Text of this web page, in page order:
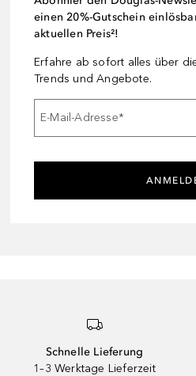
einen 20%-Gutschein
aktuellen Preis²!
Erfahre ab sofort alles über
Trends und Angebote.
E-Mail-Adresse*
Schnelle Lieferung
1–3 Werktage Lieferzeit